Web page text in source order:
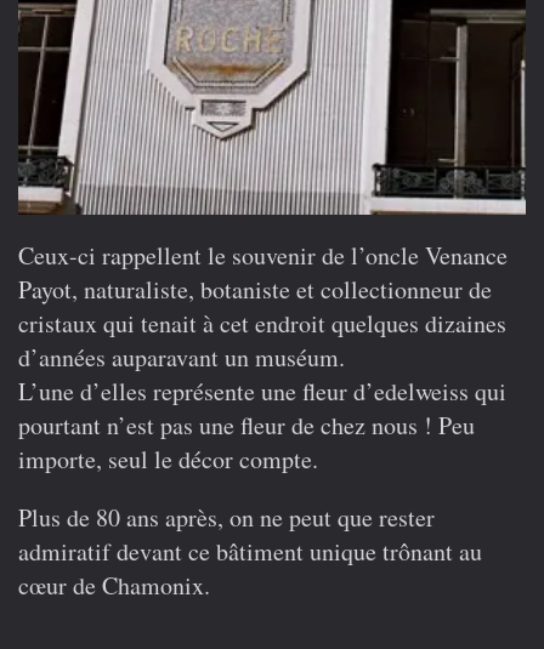
Ceux-ci rappellent le souvenir de l’oncle Venance
Payot, naturaliste, botaniste et collectionneur de
cristaux qui tenait à cet endroit quelques dizaines
d’années auparavant un muséum.
L’une d’elles représente une fleur d’edelweiss qui
pourtant n’est pas une fleur de chez nous ! Peu
importe, seul le décor compte.
Plus de 80 ans après, on ne peut que rester
admiratif devant ce bâtiment unique trônant au
cœur de Chamonix.